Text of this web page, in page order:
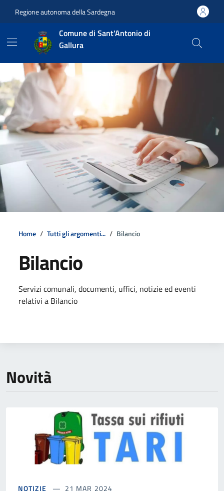
Regione autonoma della Sardegna
Comune di Sant'Antonio di
Gallura
Home Tutti gli argomenti... Bilancio
Bilancio
Dettagli della notizia
Servizi comunali, documenti, uffici, notizie ed eventi
relativi a Bilancio
Novità
NOTIZIE 21 MAR 2024